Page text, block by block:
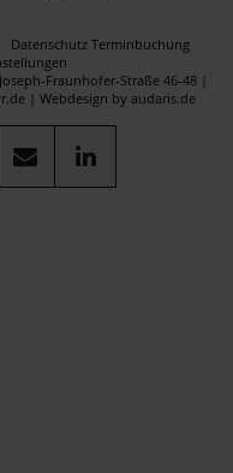
Datenschutz Terminbuchung
Fraunhofer-Straße 46-48 |
| Webdesign by audaris.de